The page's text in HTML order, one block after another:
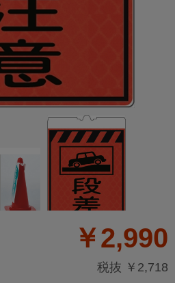
￥2,990
税抜 ￥2,718